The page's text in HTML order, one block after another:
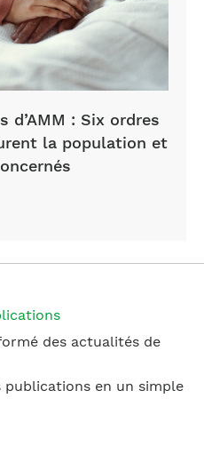
d’AMM : Six ordres
la population et
des actualités de
publications en un simple